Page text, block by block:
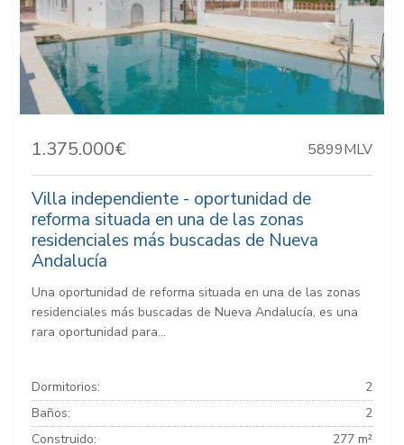
1.375.000€ 5899MLV
Villa independiente - oportunidad de
reforma situada en una de las zonas
residenciales más buscadas de Nueva
Andalucía
Una oportunidad de reforma situada en una de las zonas
residenciales más buscadas de Nueva Andalucía, es una
rara oportunidad para...
Dormitorios:
2
Baños:
2
Construido:
277 m²